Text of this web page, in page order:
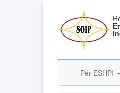
Për ESHPI